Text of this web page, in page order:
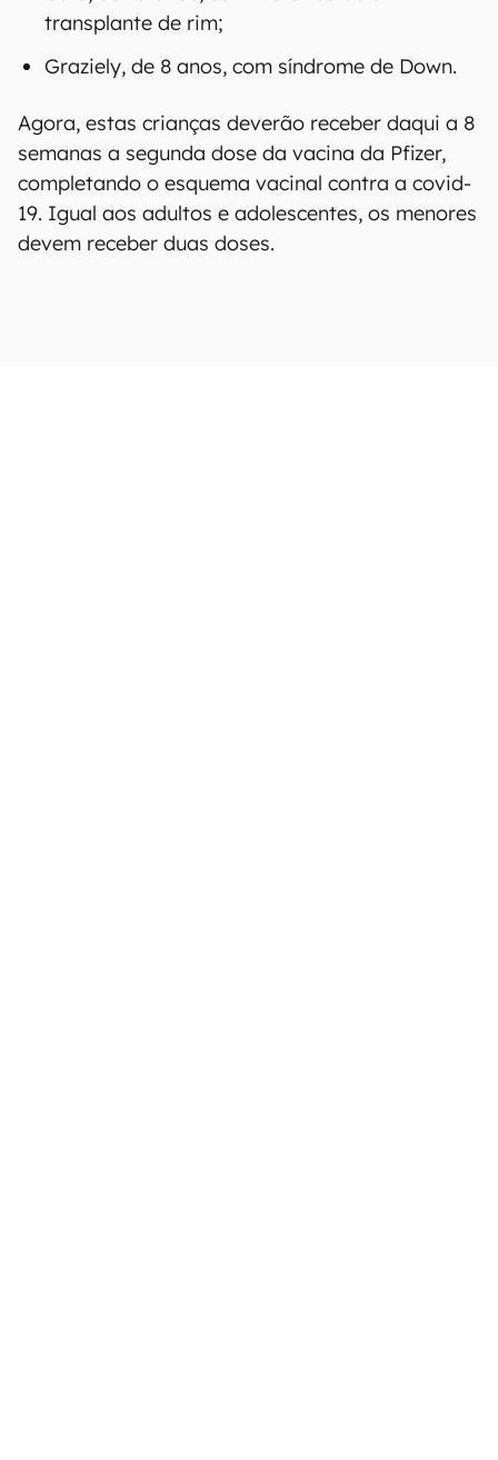
transplante de rim;
Graziely, de 8 anos, com síndrome de Down.
Agora, estas crianças deverão receber daqui a 8
semanas a segunda dose da vacina da Pfizer,
completando o esquema vacinal contra a covid-
19. Igual aos adultos e adolescentes, os menores
devem receber duas doses.